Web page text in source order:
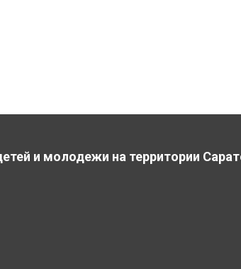
и молодежи на территории